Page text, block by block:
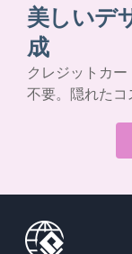
美しいデ
成
クレジットカ
不要。隠れたコ